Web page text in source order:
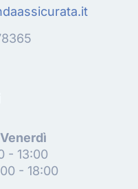
- 13:00
- 18:00